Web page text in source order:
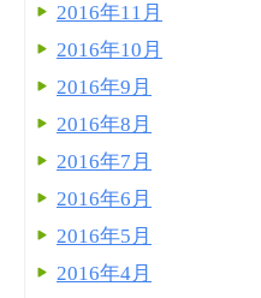
2016年11月
2016年10月
2016年9月
2016年8月
2016年7月
2016年6月
2016年5月
2016年4月